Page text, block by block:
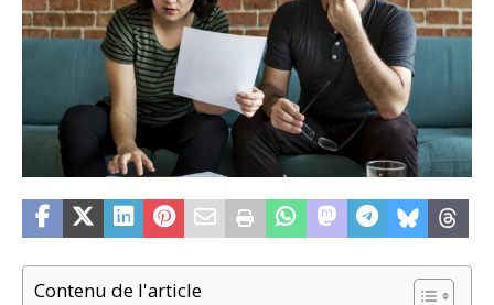
Contenu de l'article